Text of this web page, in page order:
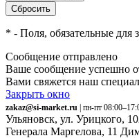
* - Поля, обязательные для
Сообщение отправлено
Ваше сообщение успешно
Вами свяжется наш
Закрыть окно
zakaz@si-market.ru | пн-пт
Ульяновск, ул. Урицкого,
Генерала Маргелова, 11